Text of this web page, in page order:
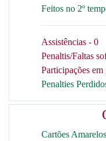
Feitos no 2º
Assistências - 0
Penaltis/Faltas
Participações
Penalties
Cartões